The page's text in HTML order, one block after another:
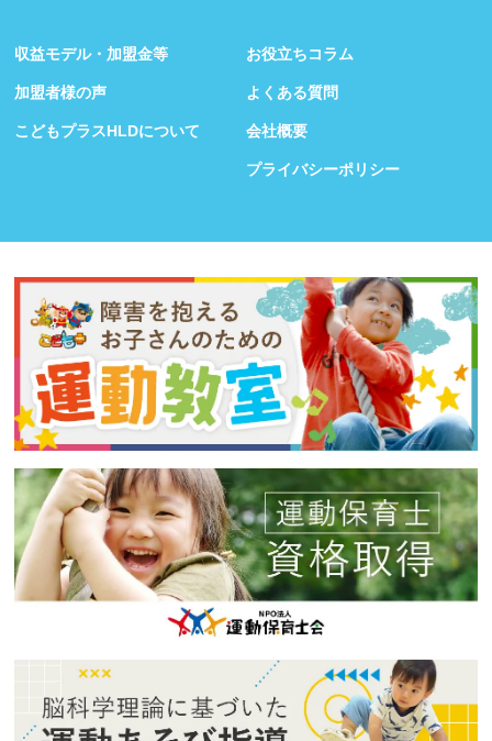
収益モデル・加盟金等
加盟者様の声
こどもプラスHLDについて
お役立ちコラム
よくある質問
会社概要
プライバシーポリシー